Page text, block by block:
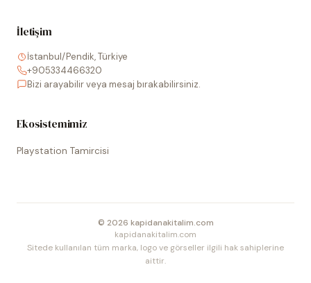
İletişim
İstanbul/Pendik, Türkiye
+905334466320
Bizi arayabilir veya mesaj bırakabilirsiniz.
Ekosistemimiz
Playstation Tamircisi
© 2026 kapidanakitalim.com
kapidanakitalim.com
Sitede kullanılan tüm marka, logo ve görseller ilgili hak sahiplerine
aittir.